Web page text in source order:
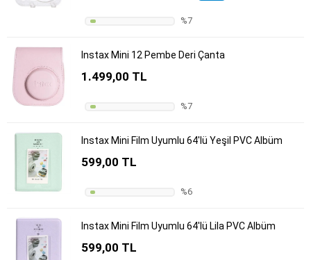
%7
Instax Mini 12 Pembe Deri Çanta
1.499,00 TL
%7
Instax Mini Film Uyumlu 64'lü Yeşil PVC Albüm
599,00 TL
%6
Instax Mini Film Uyumlu 64'lü Lila PVC Albüm
599,00 TL